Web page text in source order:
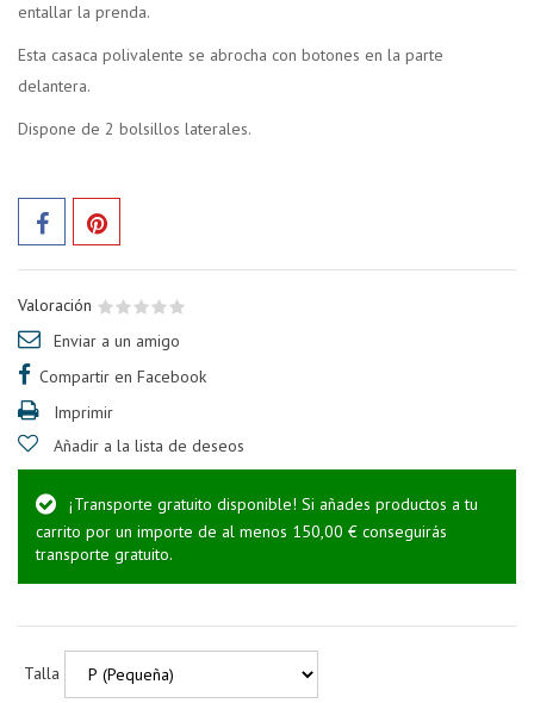
entallar la prenda.
Esta casaca polivalente se abrocha con botones en la parte
delantera.
Dispone de 2 bolsillos laterales.
Valoración
Enviar a un amigo
Compartir en Facebook
Imprimir
Añadir a la lista de deseos
¡Transporte gratuito disponible! Si añades productos a tu
carrito por un importe de al menos 150,00 € conseguirás
transporte gratuito.
Talla